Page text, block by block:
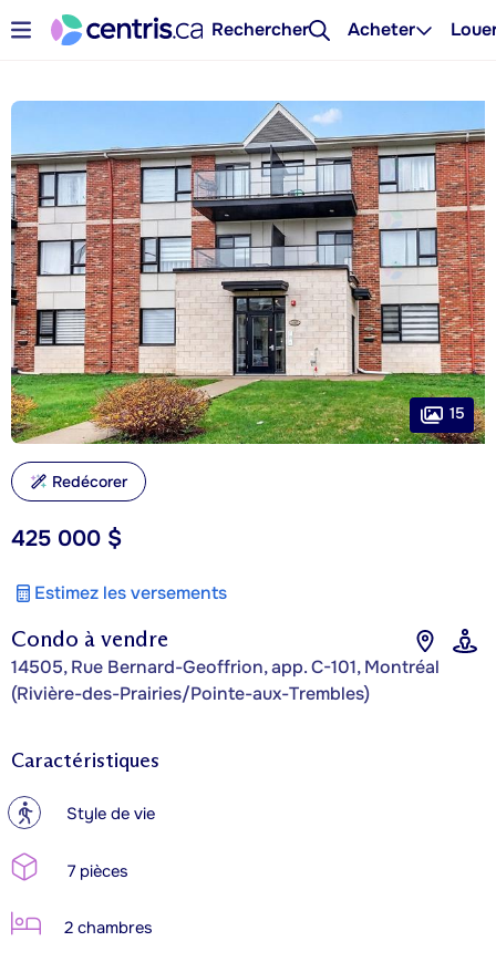
Rechercher Acheter
Condo à vendre
14505, Rue Bernard-Geoffrion, app. C-101, Montréal
(Rivière-des-Prairies/Pointe-aux-Trembles)
425 000 $
Estimez les versements
15
Redécorer
Caractéristiques
? Style de vie
7 pièces
2 chambres